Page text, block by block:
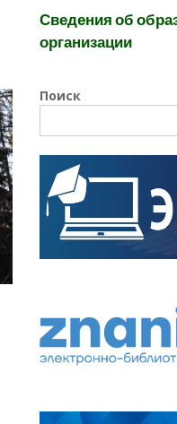
Сведения об
организации
Поиск